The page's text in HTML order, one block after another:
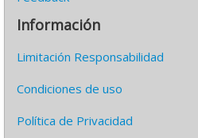
Información
Limitación Responsabilidad
Condiciones de uso
Política de Privacidad